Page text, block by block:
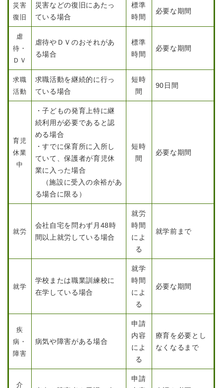
医療・健康 高齢・介護
さ
が
し
分類からさがす 組織からさがす
カレンダーからさがす
災害
復旧
災害などの復旧にあたっ
ている場合
標準
時間
必要な期間
虐
待・
ＤＶ
虐待やＤＶのおそれがあ
る場合
標準
時間
必要な期間
求職
活動
求職活動を継続的に行っ
ている場合
短時
間
90日間
育児
休業
中
・子どもの発育上特に継
続利用が必要であると認
める場合
・すでに保育所に入所し
ていて、保護者が育児休
業に入った場合
（施設に受入の余裕があ
る場合に限る）
短時
間
必要な期間
就労
会社自宅を問わず月48時
間以上就労している場合
就労
時間
によ
る
就学前まで
就学
学校または職業訓練校に
在学している場合
就学
時間
によ
る
必要な期間
疾
病・
障害
病気や障害がある場合
申請
内容
によ
る
療育を必要とし
なくなるまで
介
申請